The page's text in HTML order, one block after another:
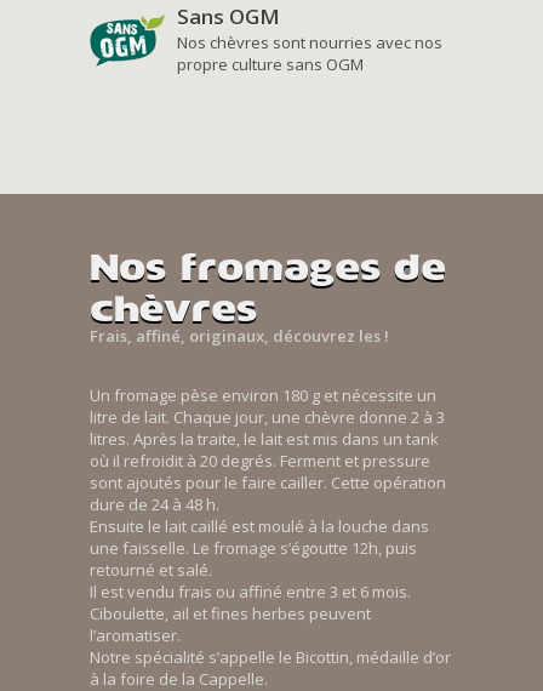
Sans OGM
Nos chèvres sont nourries avec nos
propre culture sans OGM
Nos fromages de
chèvres
Frais, affiné, originaux, découvrez les !
Un fromage pèse environ 180 g et nécessite un
litre de lait. Chaque jour, une chèvre donne 2 à 3
litres. Après la traite, le lait est mis dans un tank
où il refroidit à 20 degrés. Ferment et pressure
sont ajoutés pour le faire cailler. Cette opération
dure de 24 à 48 h.
Ensuite le lait caillé est moulé à la louche dans
une faisselle. Le fromage s’égoutte 12h, puis
retourné et salé.
Il est vendu frais ou affiné entre 3 et 6 mois.
Ciboulette, ail et fines herbes peuvent
l’aromatiser.
Notre spécialité s’appelle le Bicottin, médaille d’or
à la foire de la Cappelle.